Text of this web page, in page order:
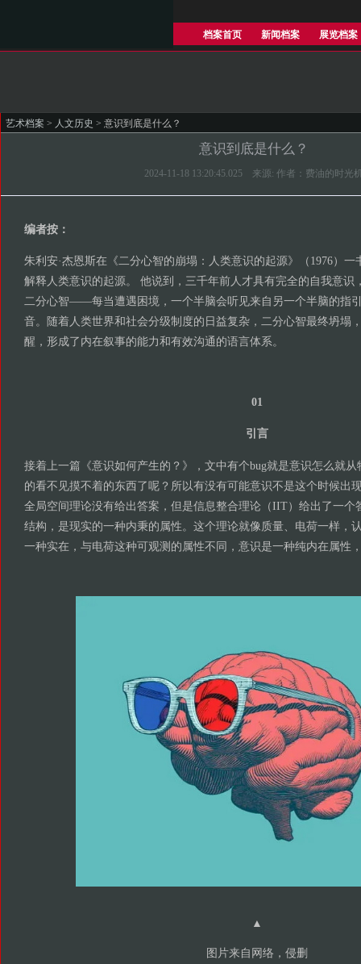
档案首页 新闻档案 展览档案
艺术档案 > 人文历史 > 意识到底是什么？
意识到底是什么？
2024-11-18 13:20:45.025 来源: 作者：费油的时光
编者按：
朱利安·杰恩斯在《二分心智的崩塌：人类意识的起源》（1976）
解释人类意识的起源。 他说到，三千年前人才具有完全的自我意识
二分心智——每当遭遇困境，一个半脑会听见来自另一个半脑的指
音。随着人类世界和社会分级制度的日益复杂，二分心智最终坍塌
醒，形成了内在叙事的能力和有效沟通的语言体系。
01
引言
接着上一篇《意识如何产生的？》，文中有个bug就是意识怎么就
的看不见摸不着的东西了呢？所以有没有可能意识不是这个时候出
全局空间理论没有给出答案，但是信息整合理论（IIT）给出了一个
结构，是现实的一种内秉的属性。这个理论就像质量、电荷一样，
一种实在，与电荷这种可观测的属性不同，意识是一种纯内在属性
▲
图片来自网络，侵删